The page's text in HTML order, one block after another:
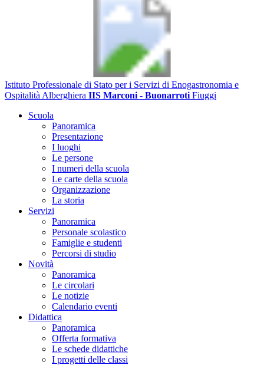
Istituto Professionale di Stato per i Servizi di Enogastronomia e
Ospitalità Alberghiera IIS Marconi - Buonarroti Fiuggi
Scuola
Panoramica
Presentazione
I luoghi
Le persone
I numeri della scuola
Le carte della scuola
Organizzazione
La storia
Servizi
Panoramica
Personale scolastico
Famiglie e studenti
Percorsi di studio
Novità
Panoramica
Le circolari
Le notizie
Calendario eventi
Didattica
Panoramica
Offerta formativa
Le schede didattiche
I progetti delle classi